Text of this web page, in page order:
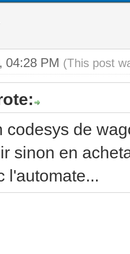
04:28 PM (This post
codesys de
sinon en
l'automate...